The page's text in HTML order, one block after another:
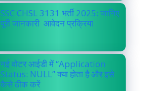
SSC CHSL 3131 भर्ती 2025: जानिए
पूरी जानकारी आवेदन प्रक्रिया
नई वोटर आईडी में “Application
Status: NULL” क्या होता है और इसे
कैसे ठीक करें